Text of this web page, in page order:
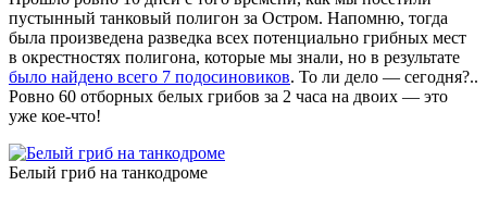
пустынный танковый полигон за Остром. Напомню, тогда
была произведена разведка всех потенциально грибных мест
в окрестностях полигона, которые мы знали, но в результате
было найдено всего 7 подосиновиков. То ли дело — сегодня?..
Ровно 60 отборных белых грибов за 2 часа на двоих — это
уже кое-что!
Белый гриб на танкодроме